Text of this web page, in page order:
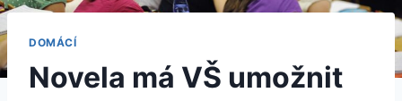
DOMÁCÍ
Novela má VŠ umožnit